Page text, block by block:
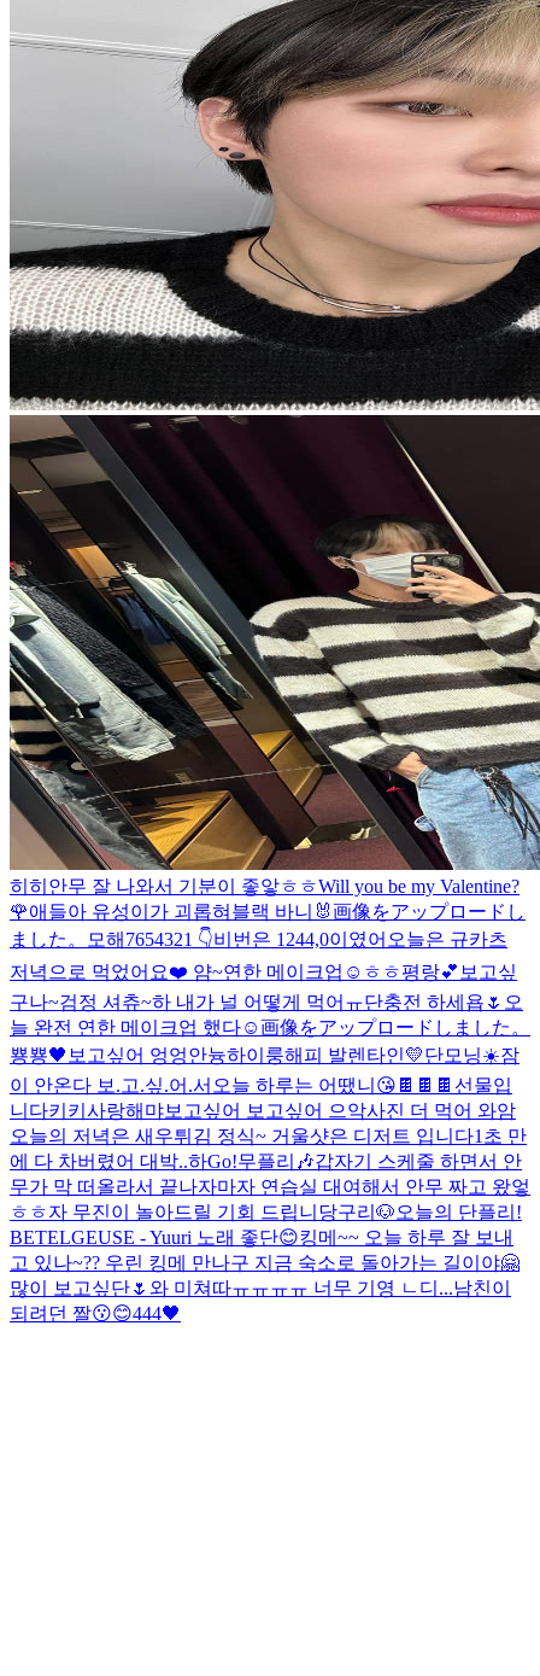
히히 안무 잘 나와서 기분이 좋앟ㅎㅎWill you be my Valentine?
🌹애들아 유성이가 괴롭혀 블랙 바니🐰画像をアップロードし
ました。
모해 7654321 👇비번은 1244,0이였어 오늘은 규카츠
저녁으로 먹었어요❤️ 얌~연한 메이크업☺️ ㅎㅎ평랑💕 보고싶
구나~검정 셔츄~하 내가 널 어떻게 먹어ㅠ단충전 하세욥🌷 오
늘 완전 연한 메이크업 했다☺️画像をアップロードしました。
뿅뿅🖤 보고싶어 엉엉안늉하이룽해피 발렌타인💛단모닝☀️잠
이 안온다 보.고.싶.어.서 오늘 하루는 어땠니 😘 🍫🍫🍫선물입
니다키키 사랑해 먀보고싶어 보고싶어 으악사진 더 먹어 와암
오늘의 저녁은 새우튀김 정식~ 거울샷은 디저트 입니다1초 만
에 다 차버렸어 대박..하Go!무플리🎶갑자기 스케줄 하면서 안
무가 막 떠올라서 끝나자마자 연습실 대여해서 안무 짜고 왔엏
ㅎㅎ자 무진이 놀아드릴 기회 드립니당구리🐶오늘의 단플리!
BETELGEUSE - Yuuri 노래 좋단😊킹메~~ 오늘 하루 잘 보내
고 있나~?? 우린 킹메 만나구 지금 숙소로 돌아가는 길이야🤗
많이 보고싶단🌷 와 미쳐따ㅠㅠㅠㅠ 너무 기영 ㄴ디...남친이
되려던 짤😗😊444🖤